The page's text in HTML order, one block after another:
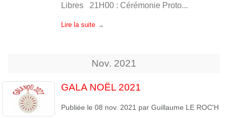
Libres 21H00 : Cérémonie Proto...
Lire la suite
Nov. 2021
GALA NOËL 2021
Publiée le 08 nov. 2021 par Guillaume LE ROC'H